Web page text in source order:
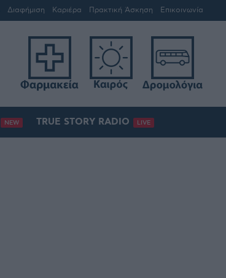
Διαφήμιση Καριέρα Πρακτική Άσκηση Επικοινωνία
NEW TRUE STORY RADIO LIVE